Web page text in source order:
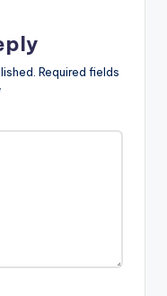
Required fields